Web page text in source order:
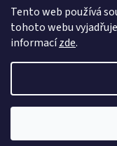
Tento web používá
tohoto webu
informacízde.
Copyright 2026All4pet.